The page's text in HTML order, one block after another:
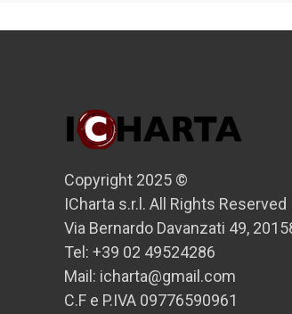
Copyright 2025 ©
ICharta s.r.l. All Rights Reserved
Via Bernardo Davanzati 49,
Tel: +39 02 49524286
Mail: icharta@gmail.com
C.F e P.IVA 09776590961